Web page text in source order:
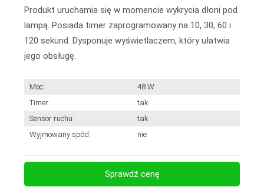
Produkt uruchamia się w momencie wykrycia dłoni pod
lampą. Posiada timer zaprogramowany na 10, 30, 60 i
120 sekund. Dysponuje wyświetlaczem, który ułatwia
jego obsługę.
Moc:
48 W
Timer:
tak
Sensor ruchu:
tak
Wyjmowany spód:
nie
Sprawdź cenę